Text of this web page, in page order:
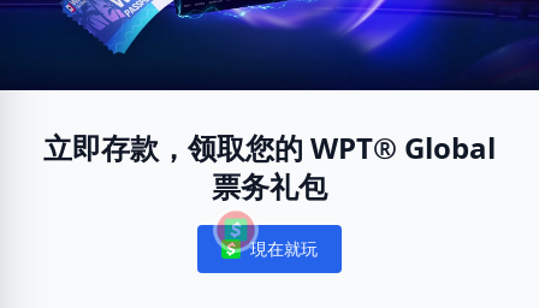
立即存款，领取您的 WPT® Global
票务礼包
Notifications
現在就玩